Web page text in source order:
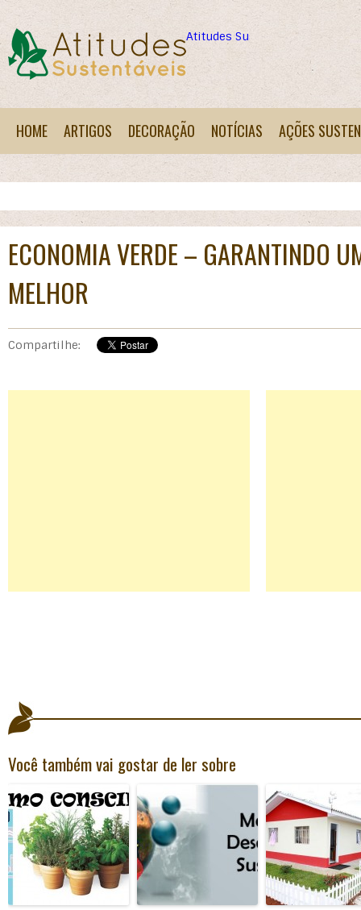
Atitudes Sustentáveis
HOME ARTIGOS DECORAÇÃO NOTÍCIAS AÇÕES
ECONOMIA VERDE – GARANTINDO
MELHOR
Compartilhe:
Você também vai gostar de ler sobre